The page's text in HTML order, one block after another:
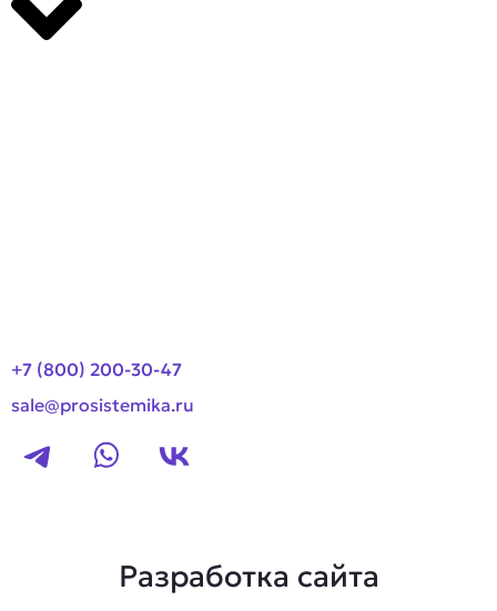
+7 (800) 200-30-47
sale@prosistemika.ru
Разработка сайта